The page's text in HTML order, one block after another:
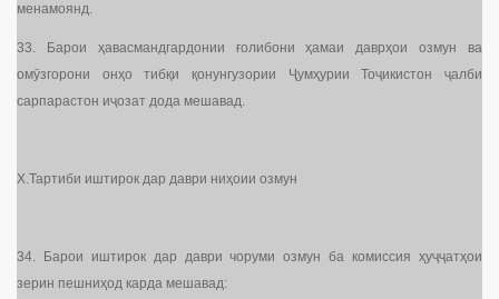
менамоянд.
33. Барои ҳавасмандгардонии ғолибони ҳамаи даврҳои озмун ва
омӯзгорони онҳо тибқи қонунгузории Ҷумҳурии Тоҷикистон ҷалби
сарпарастон иҷозат дода мешавад.
X.Тартиби иштирок дар даври ниҳоии озмун
34. Барои иштирок дар даври чоруми озмун ба комиссия ҳуҷҷатҳои
зерин пешниҳод карда мешавад: